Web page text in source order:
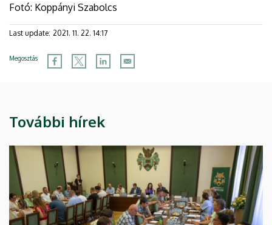
Fotó: Koppányi Szabolcs
Last update: 2021. 11. 22. 14:17
Megosztás
További hírek